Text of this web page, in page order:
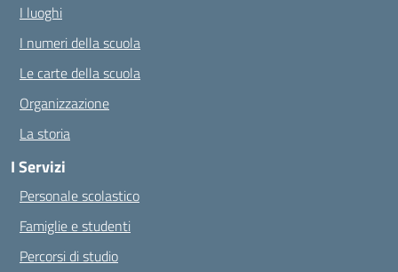
I luoghi
I numeri della scuola
Le carte della scuola
Organizzazione
La storia
I Servizi
Personale scolastico
Famiglie e studenti
Percorsi di studio